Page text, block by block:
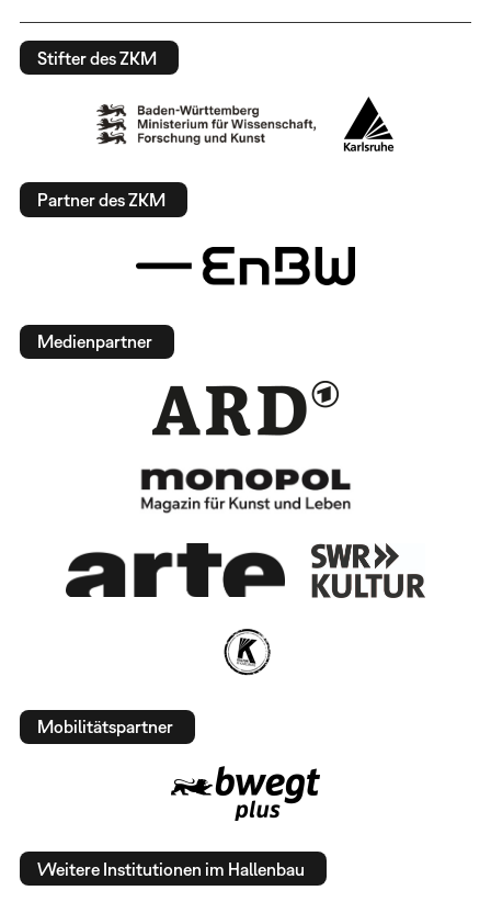
Stifter des ZKM
Partner des ZKM
Medienpartner
Mobilitätspartner
Weitere Institutionen im Hallenbau